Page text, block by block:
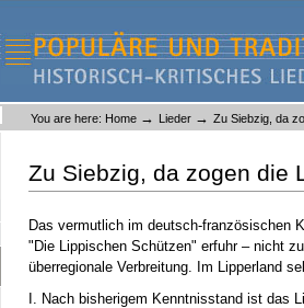
Liederlexikon
You are here: Home → Lieder → Zu Siebzig, da
Zu Siebzig, da zogen die
Das vermutlich im deutsch-französischen
"Die Lippischen Schützen" erfuhr – nicht
überregionale Verbreitung. Im Lipperland
I. Nach bisherigem Kenntnisstand ist das